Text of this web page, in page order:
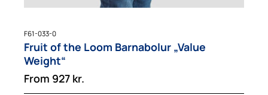
F61-033-0
Fruit of the Loom Barnabolur „Value
Weight“
From 927 kr.